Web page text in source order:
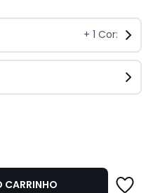
+ 1 Cor:
CARRINHO